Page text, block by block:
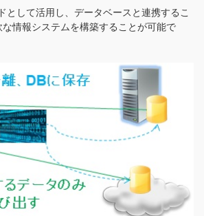
として活用し、データベースと連携するこ
情報システムを構築することが可能で